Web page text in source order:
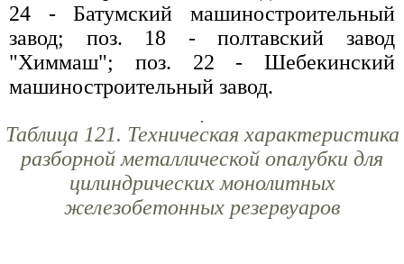
24 - Батумский машиностроительный
завод; поз. 18 - полтавский завод
"Химмаш"; поз. 22 - Шебекинский
машиностроительный завод.
Таблица 121. Техническая характеристика
разборной металлической опалубки для
цилиндрических монолитных
железобетонных резервуаров